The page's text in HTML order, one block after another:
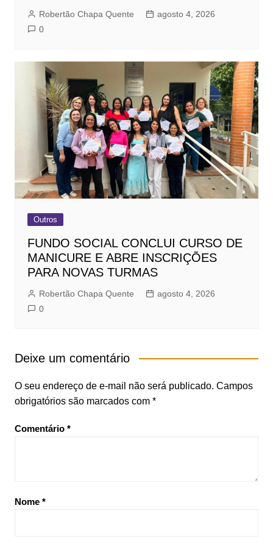
Robertão Chapa Quente
agosto 4, 2026
0
Outros
FUNDO SOCIAL CONCLUI CURSO DE
MANICURE E ABRE INSCRIÇÕES
PARA NOVAS TURMAS
Robertão Chapa Quente
agosto 4, 2026
0
Deixe um comentário
O seu endereço de e-mail não será publicado. Campos
obrigatórios são marcados com *
Comentário *
Nome *